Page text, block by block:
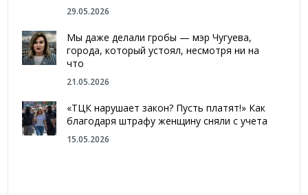
29.05.2026
Мы даже делали гробы — мэр Чугуева,
города, который устоял, несмотря ни на
что
21.05.2026
«ТЦК нарушает закон? Пусть платят!» Как
благодаря штрафу женщину сняли с учета
15.05.2026